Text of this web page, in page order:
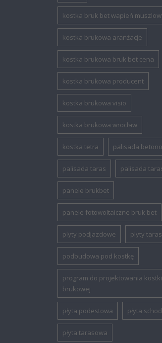
kostka bruk bet wapień
kostka brukowa aranżacje
kostka brukowa bruk bet cena
kostka brukowa producent
kostka brukowa visio
kostka brukowa wrocław
kostka tetra palisada
palisada taras palisada
panele brukbet
panele fotowoltaiczne bruk bet
plyty podjazdowe plyty
podbudowa pod kostkę
program do projektowania kostki
brukowej
płyta podestowa płyta
płyta tarasowa